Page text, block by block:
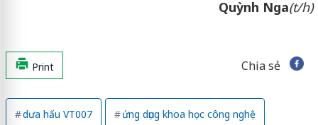
Quỳnh Nga(t/h)
Print Chia sẻ
dưa hấu VT007 ứng dụng khoa học công nghệ